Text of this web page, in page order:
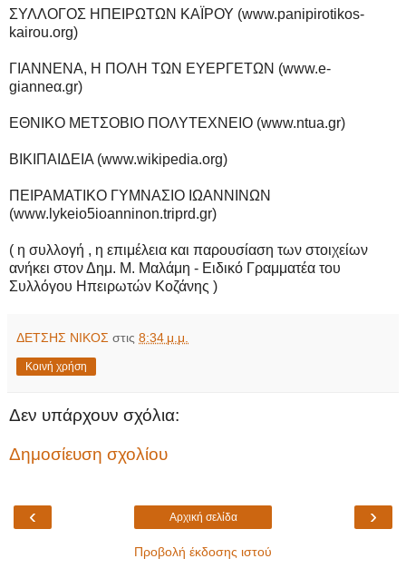
ΣΥΛΛΟΓΟΣ ΗΠΕΙΡΩΤΩΝ ΚΑΪΡΟΥ (www.panipirotikos-
kairou.org)
ΓΙΑΝΝΕΝΑ, Η ΠΟΛΗ ΤΩΝ ΕΥΕΡΓΕΤΩΝ (www.e-
gianneα.gr)
ΕΘΝΙΚΟ ΜΕΤΣΟΒΙΟ ΠΟΛΥΤΕΧΝΕΙΟ (www.ntua.gr)
ΒΙΚΙΠΑΙΔΕΙΑ (www.wikipedia.org)
ΠΕΙΡΑΜΑΤΙΚΟ ΓΥΜΝΑΣΙΟ ΙΩΑΝΝΙΝΩΝ
(www.lykeio5ioanninon.triprd.gr)
( η συλλογή , η επιμέλεια και παρουσίαση των στοιχείων
ανήκει στον Δημ. Μ. Μαλάμη - Ειδικό Γραμματέα του
Συλλόγου Ηπειρωτών Κοζάνης )
ΔΕΤΣΗΣ ΝΙΚΟΣ στις 8:34 μ.μ.
Κοινή χρήση
Δεν υπάρχουν σχόλια:
Δημοσίευση σχολίου
‹ ›
Αρχική σελίδα
Προβολή έκδοσης ιστού